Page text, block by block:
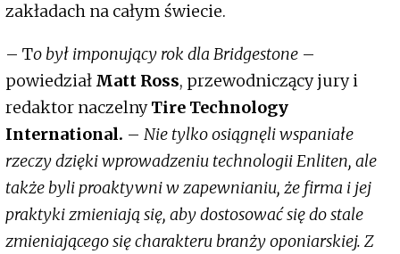
zakładach na całym świecie.
– To był imponujący rok dla Bridgestone –
powiedział Matt Ross, przewodniczący jury i
redaktor naczelnyTire Technology
International. – Nie tylko osiągnęli wspaniałe
rzeczy dzięki wprowadzeniu technologii Enliten, ale
także byli proaktywni w zapewnianiu, że firma i jej
praktyki zmieniają się, aby dostosować się do stale
zmieniającego się charakteru branży oponiarskiej. Z